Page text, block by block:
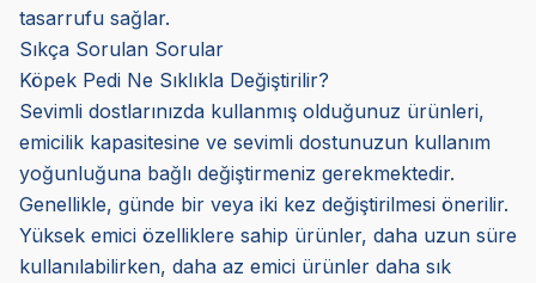
tasarrufu sağlar.
Sıkça Sorulan Sorular
Köpek Pedi Ne Sıklıkla Değiştirilir?
Sevimli dostlarınızda kullanmış olduğunuz ürünleri,
emicilik kapasitesine ve sevimli dostunuzun kullanım
yoğunluğuna bağlı değiştirmeniz gerekmektedir.
Genellikle, günde bir veya iki kez değiştirilmesi önerilir.
Yüksek emici özelliklere sahip ürünler, daha uzun süre
kullanılabilirken, daha az emici ürünler daha sık